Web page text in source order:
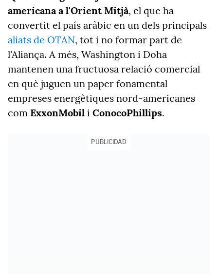
americana a l'Orient Mitjà, el que ha
convertit el país aràbic en un dels principals
aliats de OTAN, tot i no formar part de
l'Aliança. A més, Washington i Doha
mantenen una fructuosa relació comercial
en què juguen un paper fonamental
empreses energètiques nord-americanes
com ExxonMobil i ConocoPhillips.
PUBLICIDAD